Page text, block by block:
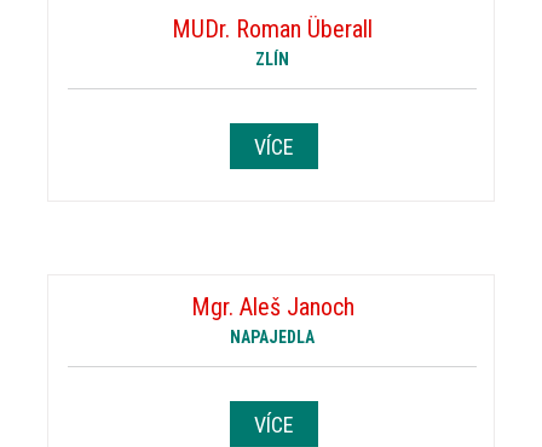
MUDr. Roman Überall
ZLÍN
VÍCE
Mgr. Aleš Janoch
NAPAJEDLA
VÍCE